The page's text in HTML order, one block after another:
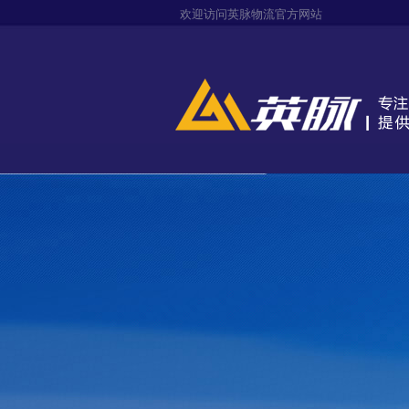
欢迎访问英脉物流官方网站